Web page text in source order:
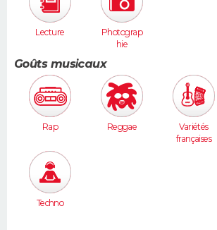
Lecture
Photograp
hie
Goûts musicaux
Rap Reggae
Variétés
françaises
Techno